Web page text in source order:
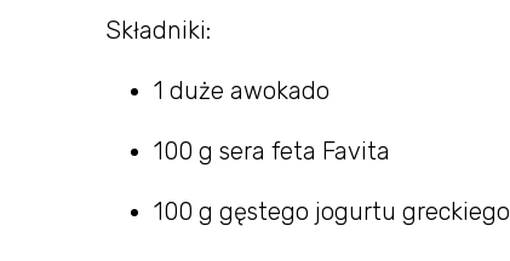
Składniki:
1 duże awokado
100 g sera feta Favita
100 g gęstego jogurtu greckiego